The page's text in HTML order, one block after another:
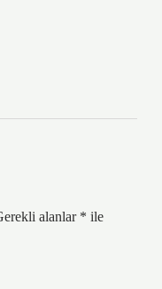
alanlar * ile